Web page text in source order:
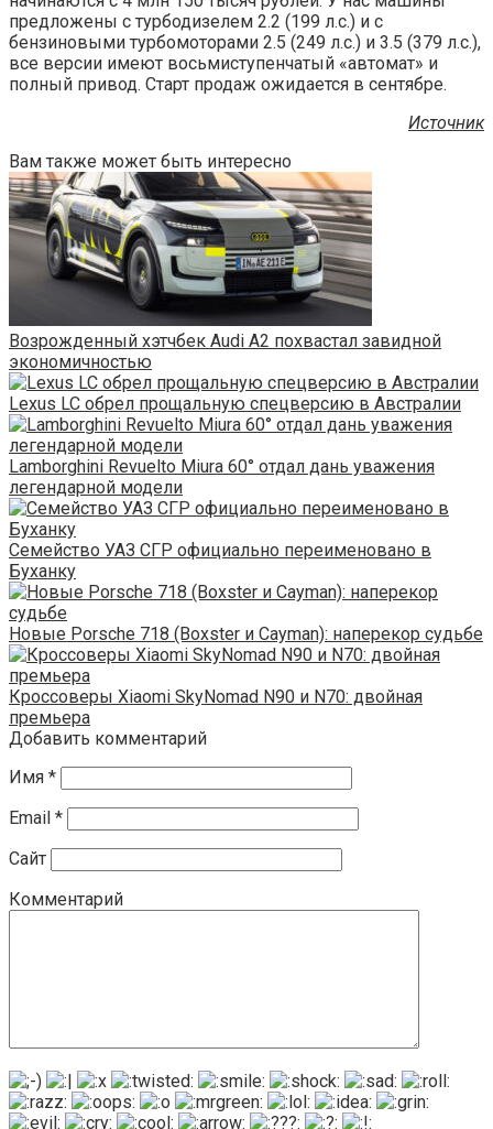
предложены с турбодизелем 2.2 (199 л.с.) и с
бензиновыми турбомоторами 2.5 (249 л.с.) и 3.5 (379 л.с.),
все версии имеют восьмиступенчатый «автомат» и
полный привод. Старт продаж ожидается в сентябре.
Источник
Вам также может быть интересно
Возрожденный хэтчбек Audi A2 похвастал завидной
экономичностью
Lexus LC обрел прощальную спецверсию в Австралии
Lamborghini Revuelto Miura 60° отдал дань уважения
легендарной модели
Семейство УАЗ СГР официально переименовано в
Буханку
Новые Porsche 718 (Boxster и Cayman): наперекор судьбе
Кроссоверы Xiaomi SkyNomad N90 и N70: двойная
премьера
Добавить комментарий
Имя *
Email *
Сайт
Комментарий